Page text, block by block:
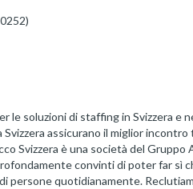
le soluzioni di staffing in Svizzera e
assicurano il miglior
Svizzera è una società del Gruppo
convinti di poter far sì
persone quotidianamente.